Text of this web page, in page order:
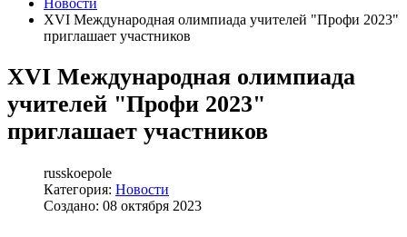
Новости
XVI Международная олимпиада учителей "Профи 2023"
приглашает участников
XVI Международная олимпиада
учителей "Профи 2023"
приглашает участников
russkoepole
Категория: Новости
Создано: 08 октября 2023